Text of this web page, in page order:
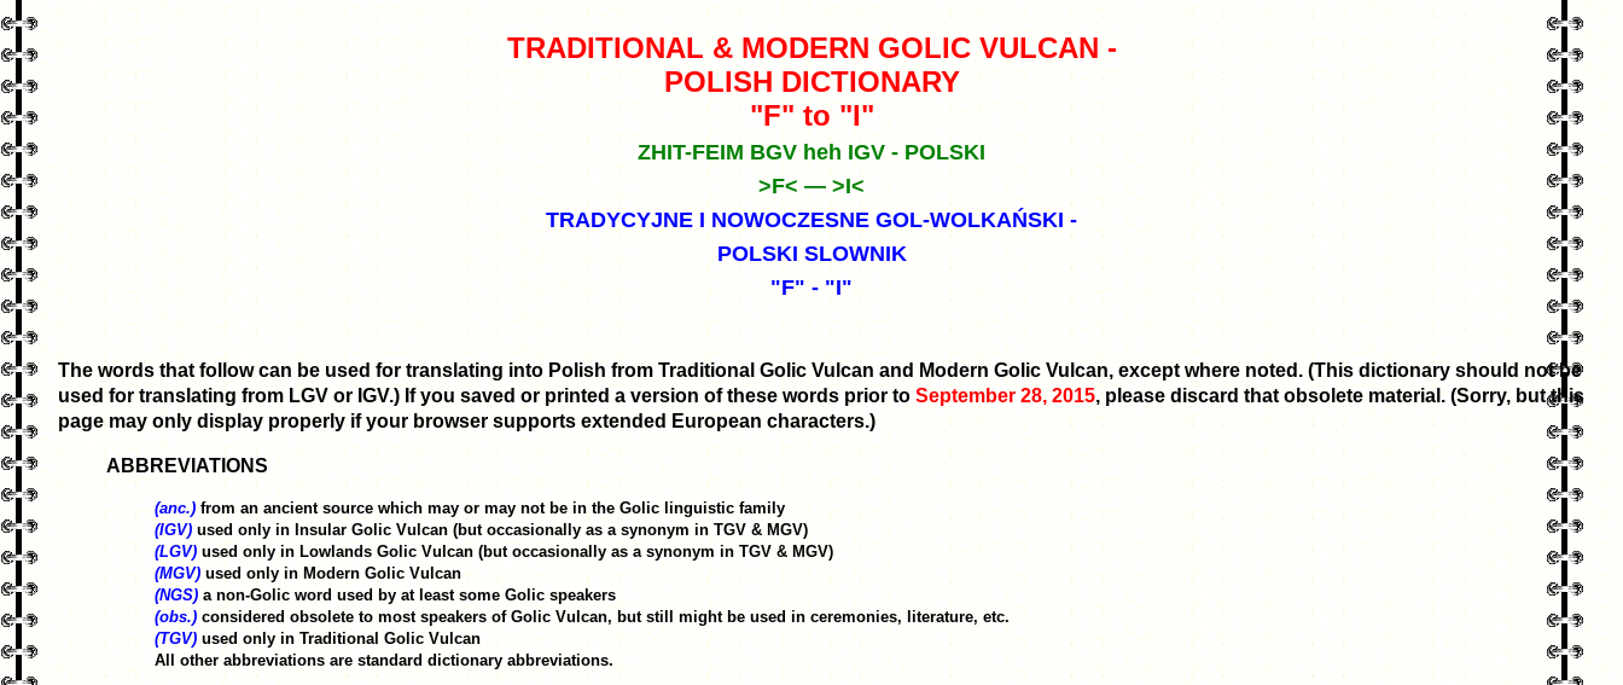
TRADITIONAL & MODERN GOLIC VULCAN -
POLISH DICTIONARY
"F" to "I"
ZHIT-FEIM BGV heh IGV - POLSKI
>F< — >I<
TRADYCYJNE I NOWOCZESNE GOL-WOLKAŃSKI -
POLSKI SLOWNIK
"F" - "I"
The words that follow can be used for translating into Polish from Traditional Golic Vulcan and Modern Golic Vulcan, except where noted. (This dictionary should not be
used for translating from LGV or IGV.) If you saved or printed a version of these words prior to September 28, 2015, please discard that obsolete material. (Sorry, but this
page may only display properly if your browser supports extended European characters.)
ABBREVIATIONS
(anc.) from an ancient source which may or may not be in the Golic linguistic family
(IGV) used only in Insular Golic Vulcan (but occasionally as a synonym in TGV & MGV)
(LGV) used only in Lowlands Golic Vulcan (but occasionally as a synonym in TGV & MGV)
(MGV) used only in Modern Golic Vulcan
(NGS) a non-Golic word used by at least some Golic speakers
(obs.) considered obsolete to most speakers of Golic Vulcan, but still might be used in ceremonies, literature, etc.
(TGV) used only in Traditional Golic Vulcan
All other abbreviations are standard dictionary abbreviations.